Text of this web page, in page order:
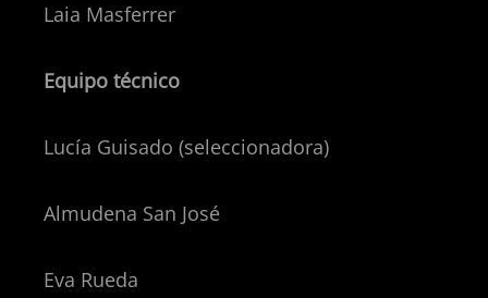
Laia Masferrer
Equipo técnico
Lucía Guisado (seleccionadora)
Almudena San José
Eva Rueda